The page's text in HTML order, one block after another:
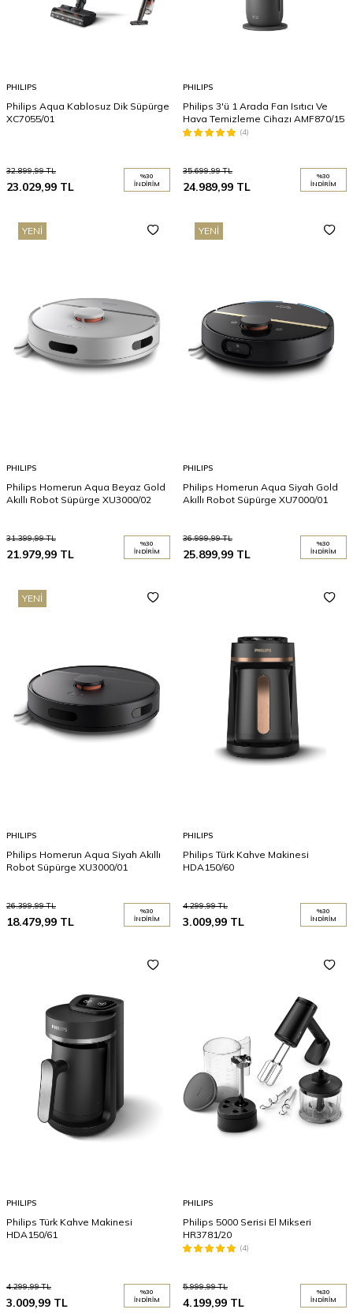
PHILIPS
Philips Aqua Kablosuz Dik Süpürge
XC7055/01
32.899,99TL
23.029,99 TL
%30
İNDIRIM
PHILIPS
Philips 3'ü 1 Arada Fan Isıtıcı Ve
Hava Temizleme Cihazı AMF870/15
(4)
35.699,99TL
24.989,99 TL
%30
İNDIRIM
YENI
PHILIPS
Philips Homerun Aqua Beyaz Gold
Akıllı Robot Süpürge XU3000/02
31.399,99TL
21.979,99 TL
%30
İNDIRIM
YENI
PHILIPS
Philips Homerun Aqua Siyah Gold
Akıllı Robot Süpürge XU7000/01
36.999,99TL
25.899,99 TL
%30
İNDIRIM
YENI
PHILIPS
Philips Homerun Aqua Siyah Akıllı
Robot Süpürge XU3000/01
26.399,99TL
18.479,99 TL
%30
İNDIRIM
PHILIPS
Philips Türk Kahve Makinesi
HDA150/60
4.299,99TL
3.009,99 TL
%30
İNDIRIM
PHILIPS
Philips Türk Kahve Makinesi
HDA150/61
4.299,99TL
3.009,99 TL
%30
İNDIRIM
PHILIPS
Philips 5000 Serisi El Mikseri
HR3781/20
(4)
5.999,99TL
4.199,99 TL
%30
İNDIRIM